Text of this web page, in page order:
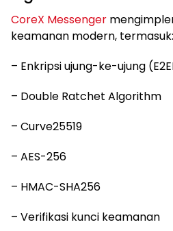
CoreX Messenger
keamanan modern, termasuk:
– Enkripsi ujung-ke-ujung
– Double Ratchet Algorithm
– Curve25519
– AES-256
– HMAC-SHA256
– Verifikasi kunci keamanan